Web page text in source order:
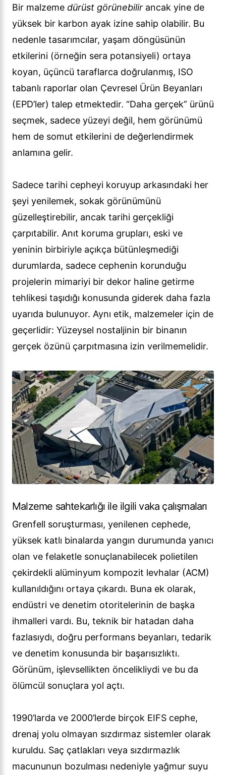
Bir malzeme dürüst görünebilir ancak yine de
yüksek bir karbon ayak izine sahip olabilir. Bu
nedenle tasarımcılar, yaşam döngüsünün
etkilerini (örneğin sera potansiyeli) ortaya
koyan, üçüncü taraflarca doğrulanmış, ISO
tabanlı raporlar olan Çevresel Ürün Beyanları
(EPD’ler) talep etmektedir. “Daha gerçek” ürünü
seçmek, sadece yüzeyi değil, hem görünümü
hem de somut etkilerini de değerlendirmek
anlamına gelir.
Sadece tarihi cepheyi koruyup arkasındaki her
şeyi yenilemek, sokak görünümünü
güzelleştirebilir, ancak tarihi gerçekliği
çarpıtabilir. Anıt koruma grupları, eski ve
yeninin birbiriyle açıkça bütünleşmediği
durumlarda, sadece cephenin korunduğu
projelerin mimariyi bir dekor haline getirme
tehlikesi taşıdığı konusunda giderek daha fazla
uyarıda bulunuyor. Aynı etik, malzemeler için de
geçerlidir: Yüzeysel nostaljinin bir binanın
gerçek özünü çarpıtmasına izin verilmemelidir.
Malzeme sahtekarlığı ile ilgili vaka çalışmaları
Grenfell soruşturması, yenilenen cephede,
yüksek katlı binalarda yangın durumunda yanıcı
olan ve felaketle sonuçlanabilecek polietilen
çekirdekli alüminyum kompozit levhalar (ACM)
kullanıldığını ortaya çıkardı. Buna ek olarak,
endüstri ve denetim otoritelerinin de başka
ihmalleri vardı. Bu, teknik bir hatadan daha
fazlasıydı, doğru performans beyanları, tedarik
ve denetim konusunda bir başarısızlıktı.
Görünüm, işlevsellikten öncelikliydi ve bu da
ölümcül sonuçlara yol açtı.
1990’larda ve 2000’lerde birçok EIFS cephe,
drenaj yolu olmayan sızdırmaz sistemler olarak
kuruldu. Saç çatlakları veya sızdırmazlık
macununun bozulması nedeniyle yağmur suyu